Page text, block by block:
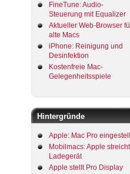
FineTune: Audio-
Steuerung mit Equalizer
Aktueller Web-Browser
alte Macs
iPhone: Reinigung und
Desinfektion
Kostenfreie Mac-
Gelegenheitsspiele
Hintergründe
Apple: Mac Pro
Mobilmacs: Apple streicht
Ladegerät
Apple stellt Pro Display